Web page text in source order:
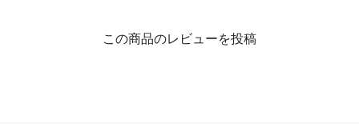
この商品のレビューを投稿